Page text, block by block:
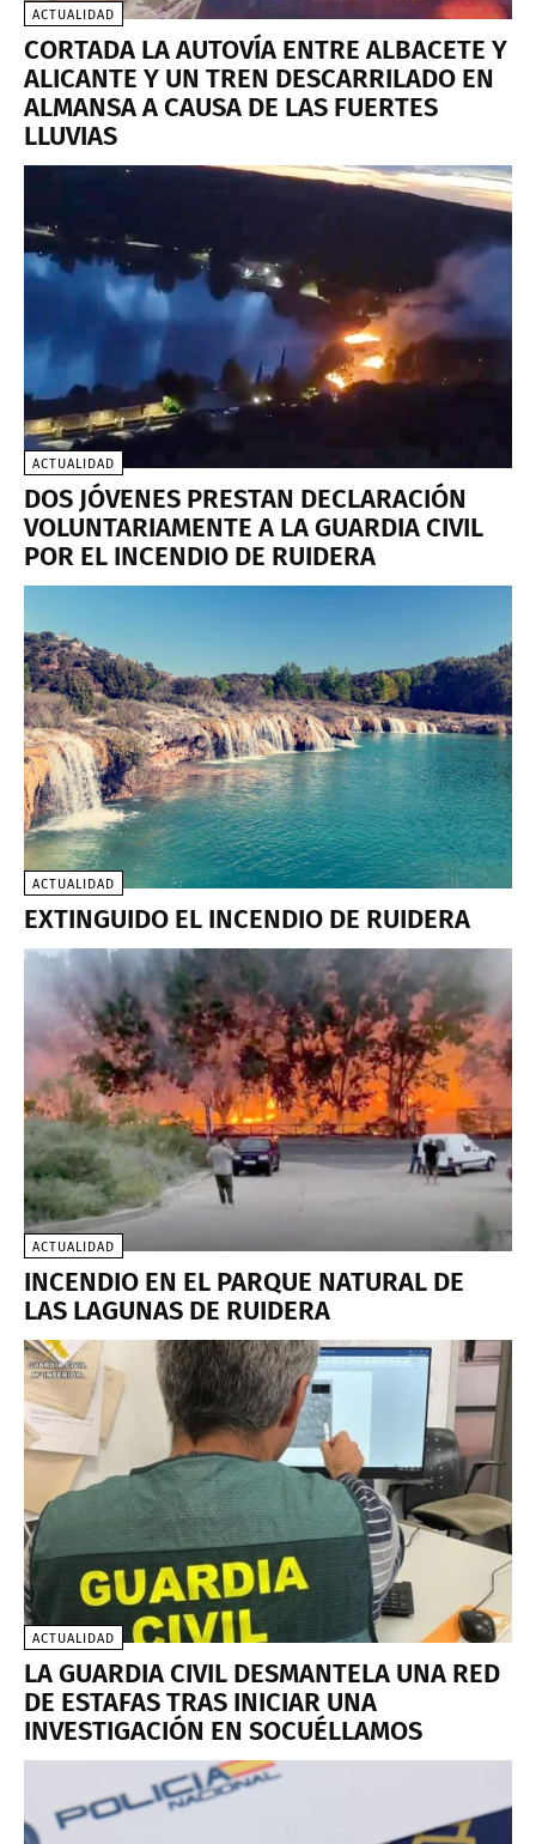
ACTUALIDAD
CORTADA LA AUTOVÍA ENTRE ALBACETE Y
ALICANTE Y UN TREN DESCARRILADO EN
ALMANSA A CAUSA DE LAS FUERTES
LLUVIAS
ACTUALIDAD
DOS JÓVENES PRESTAN DECLARACIÓN
VOLUNTARIAMENTE A LA GUARDIA CIVIL
POR EL INCENDIO DE RUIDERA
ACTUALIDAD
EXTINGUIDO EL INCENDIO DE RUIDERA
ACTUALIDAD
INCENDIO EN EL PARQUE NATURAL DE
LAS LAGUNAS DE RUIDERA
ACTUALIDAD
LA GUARDIA CIVIL DESMANTELA UNA RED
DE ESTAFAS TRAS INICIAR UNA
INVESTIGACIÓN EN SOCUÉLLAMOS